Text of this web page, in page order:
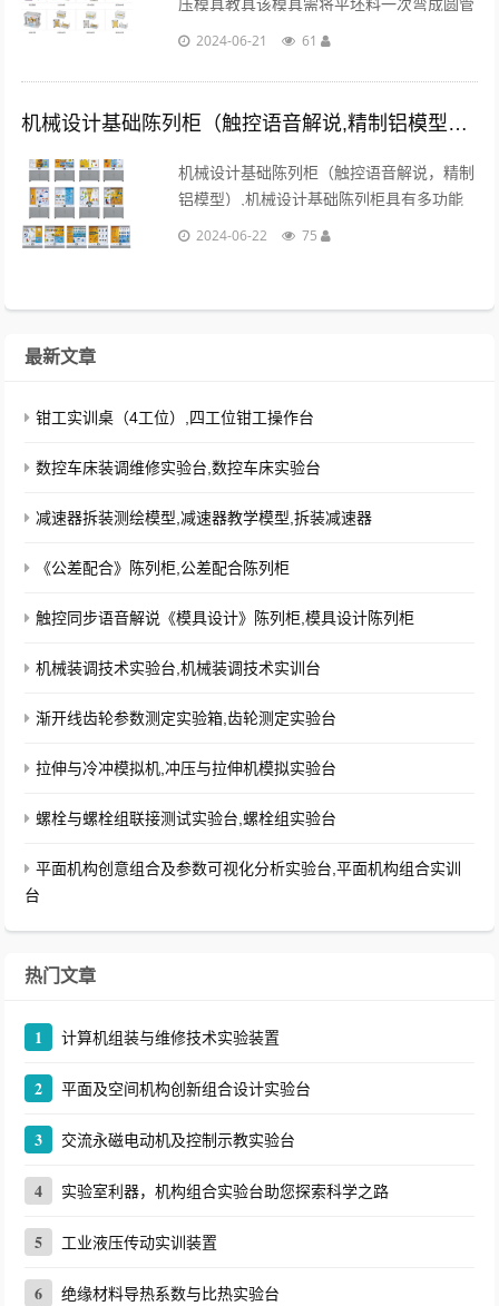
压模具教具该模具需将平坯料一次弯成圆管
形零件。定模有两件活动凹模由顶板托住，
2024-06-21 61
机械设计基础陈列柜（触控语音解说,精制铝模型）,机械设计基础
机械设计基础陈列柜（触控语音解说，精制
铝模型）,机械设计基础陈列柜具有多功能
语音播放控制系统。语音解说同步演示，采
2024-06-22 75
最新文章
钳工实训桌（4工位）,四工位钳工操作台
数控车床装调维修实验台,数控车床实验台
减速器拆装测绘模型,减速器教学模型,拆装减速器
《公差配合》陈列柜,公差配合陈列柜
触控同步语音解说《模具设计》陈列柜,模具设计陈列柜
机械装调技术实验台,机械装调技术实训台
渐开线齿轮参数测定实验箱,齿轮测定实验台
拉伸与冷冲模拟机,冲压与拉伸机模拟实验台
螺栓与螺栓组联接测试实验台,螺栓组实验台
平面机构创意组合及参数可视化分析实验台,平面机构组合实训
台
热门文章
1 计算机组装与维修技术实验装置
2 平面及空间机构创新组合设计实验台
3 交流永磁电动机及控制示教实验台
4 实验室利器，机构组合实验台助您探索科学之路
5 工业液压传动实训装置
6 绝缘材料导热系数与比热实验台